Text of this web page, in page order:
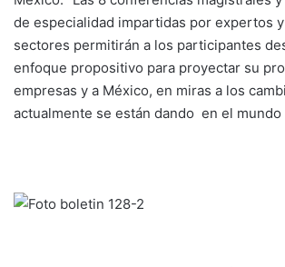
de especialidad impartidas por expertos
sectores permitirán a los participantes
enfoque propositivo para proyectar su
empresas y a México, en miras a los
actualmente se están dando en el mundo